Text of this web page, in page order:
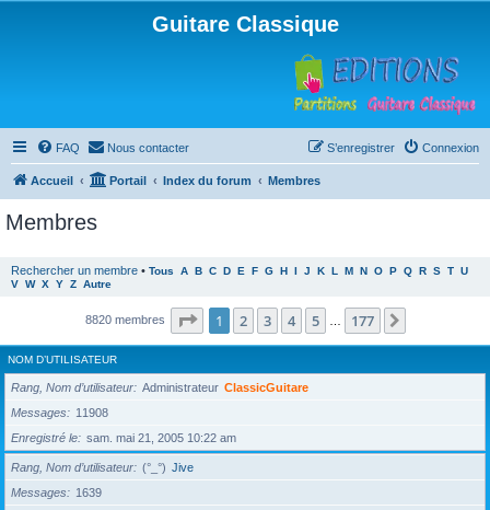
Guitare Classique
FAQ Nous contacter Connexion
S’enregistrer
Accueil Portail Index du forum Membres
Membres
Rechercher un membre • Tous A B C D E F G H I J K L M N O P Q R S T U
V W X Y Z Autre
8820 membres Page 1sur177
1 2 3 4 5 177
NOM D’UTILISATEUR
Rang, Nom d’utilisateur Administrateur ClassicGuitare
Messages
11908
Enregistré le
sam. mai 21, 2005 10:22 am
Rang, Nom d’utilisateur (°_°) Jive
Messages
1639